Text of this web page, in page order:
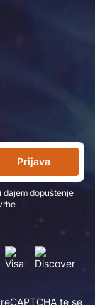
te se
Prijava
dajem dopuštenje